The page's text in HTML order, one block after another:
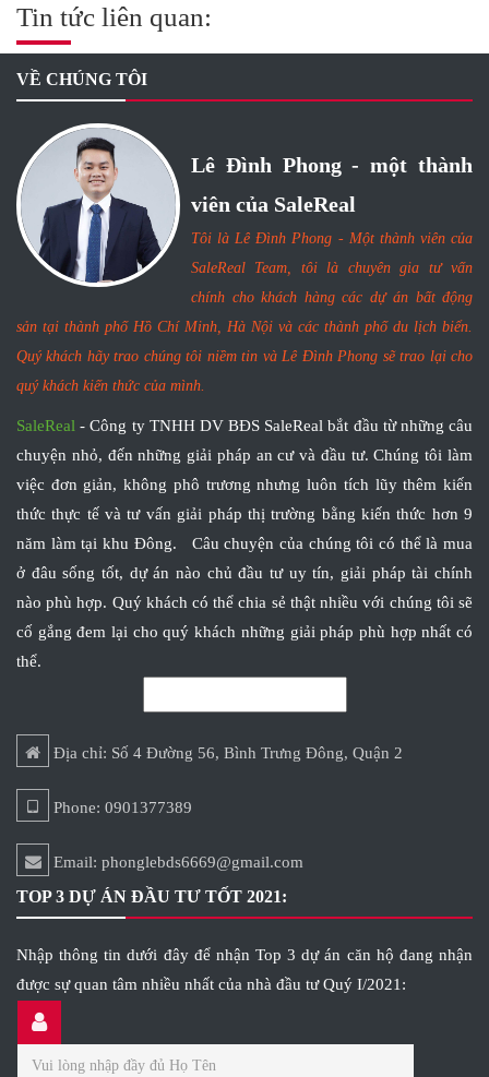
Tin tức liên quan:
VỀ CHÚNG TÔI
Lê Đình Phong - một thành
viên của SaleReal
Tôi là Lê Đình Phong - Một thành viên của
SaleReal Team, tôi là chuyên gia tư vấn
chính cho khách hàng các dự án bất động
sản tại thành phố Hồ Chí Minh, Hà Nội và các thành phố du lịch biển.
Quý khách hãy trao chúng tôi niềm tin và Lê Đình Phong sẽ trao lại cho
quý khách kiến thức của mình.
SaleReal - Công ty TNHH DV BĐS SaleReal bắt đầu từ những câu
chuyện nhỏ, đến những giải pháp an cư và đầu tư. Chúng tôi làm
việc đơn giản, không phô trương nhưng luôn tích lũy thêm kiến
thức thực tế và tư vấn giải pháp thị trường bằng kiến thức hơn 9
năm làm tại khu Đông. Câu chuyện của chúng tôi có thể là mua
ở đâu sống tốt, dự án nào chủ đầu tư uy tín, giải pháp tài chính
nào phù hợp. Quý khách có thể chia sẻ thật nhiều với chúng tôi sẽ
cố gắng đem lại cho quý khách những giải pháp phù hợp nhất có
thể.
Địa chỉ: Số 4 Đường 56, Bình Trưng Đông, Quận 2
Phone: 0901377389
Email: phonglebds6669@gmail.com
TOP 3 DỰ ÁN ĐẦU TƯ TỐT 2021:
Nhập thông tin dưới đây để nhận Top 3 dự án căn hộ đang nhận
được sự quan tâm nhiều nhất của nhà đầu tư Quý I/2021: